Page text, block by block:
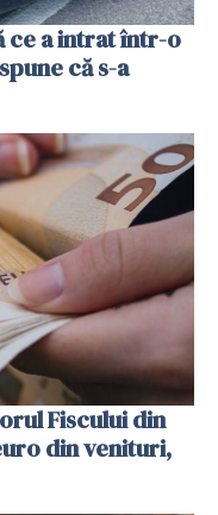
ce a intrat într-o
că s-a
Fiscului din
din venituri,